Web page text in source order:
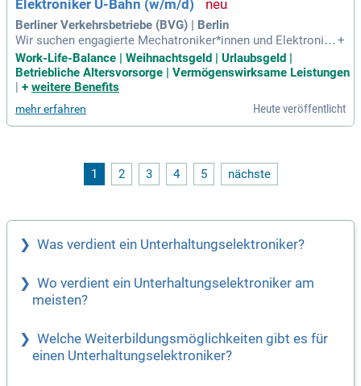
Elektroniker U-Bahn (w/m/d)
Berliner Verkehrsbetriebe (BVG) | Berlin
Wir suchen engagierte Mechatroniker*innen und Elektronike
r*innen für die U-Bahn in Berlin! In den Fachbereichen Haupt
werkstatt und Komponentenaufarbeitung bieten wir spannen
de Vollzeit- oder Teilzeitstellen. Unsere Mitarbeiter*innen pr
ner Vielzahl von attraktiven Leistungen. Genieße eine hervor
ragende Work-Life-Balance mit 30 Tagen Urlaub, 2.100 € Wei
weis. Werde Teil unseres Teams und gestalte die Mobilität
der Zukunft in der pulsierenden Hauptstadt Berlin!
+
Work-Life-Balance | Weihnachtsgeld | Urlaubsgeld |
Betriebliche Altersvorsorge | Vermögenswirksame Leistungen
| + weitere Benefits
mehr erfahren Heute veröffentlicht
1 2 3 4 5 nächste
Was verdient ein Unterhaltungselektroniker?
Wo verdient ein Unterhaltungselektroniker am
meisten?
Welche Weiterbildungsmöglichkeiten gibt es für
einen Unterhaltungselektroniker?